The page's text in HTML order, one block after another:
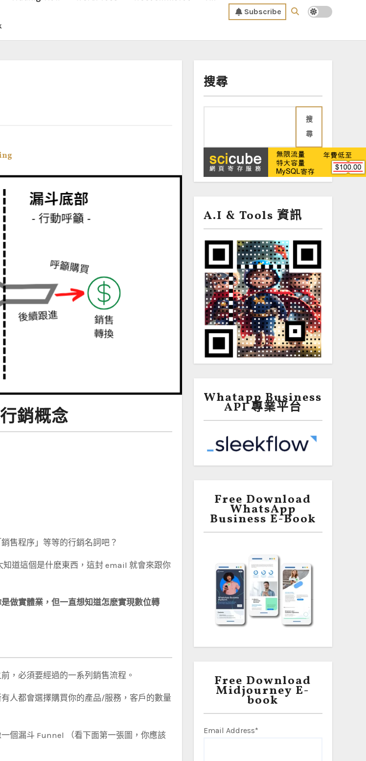
Subscribe
銷概念
售程序」等等的行銷名詞吧？
道這個是什麽東西，這封 email 就會來跟你
做實體業，但一直想知道怎麽實現數位轉
，必須要經過的一系列銷售流程。
人都會選擇購買你的產品/服務，客戶的數量
個漏斗 Funnel （看下面第一張圖，你應該
搜尋
搜
尋
A.I & Tools 資訊
Whatapp Business
API 專業平台
Free Download
WhatsApp
Business E-Book
Free Download
Midjourney E-
book
Email Address*